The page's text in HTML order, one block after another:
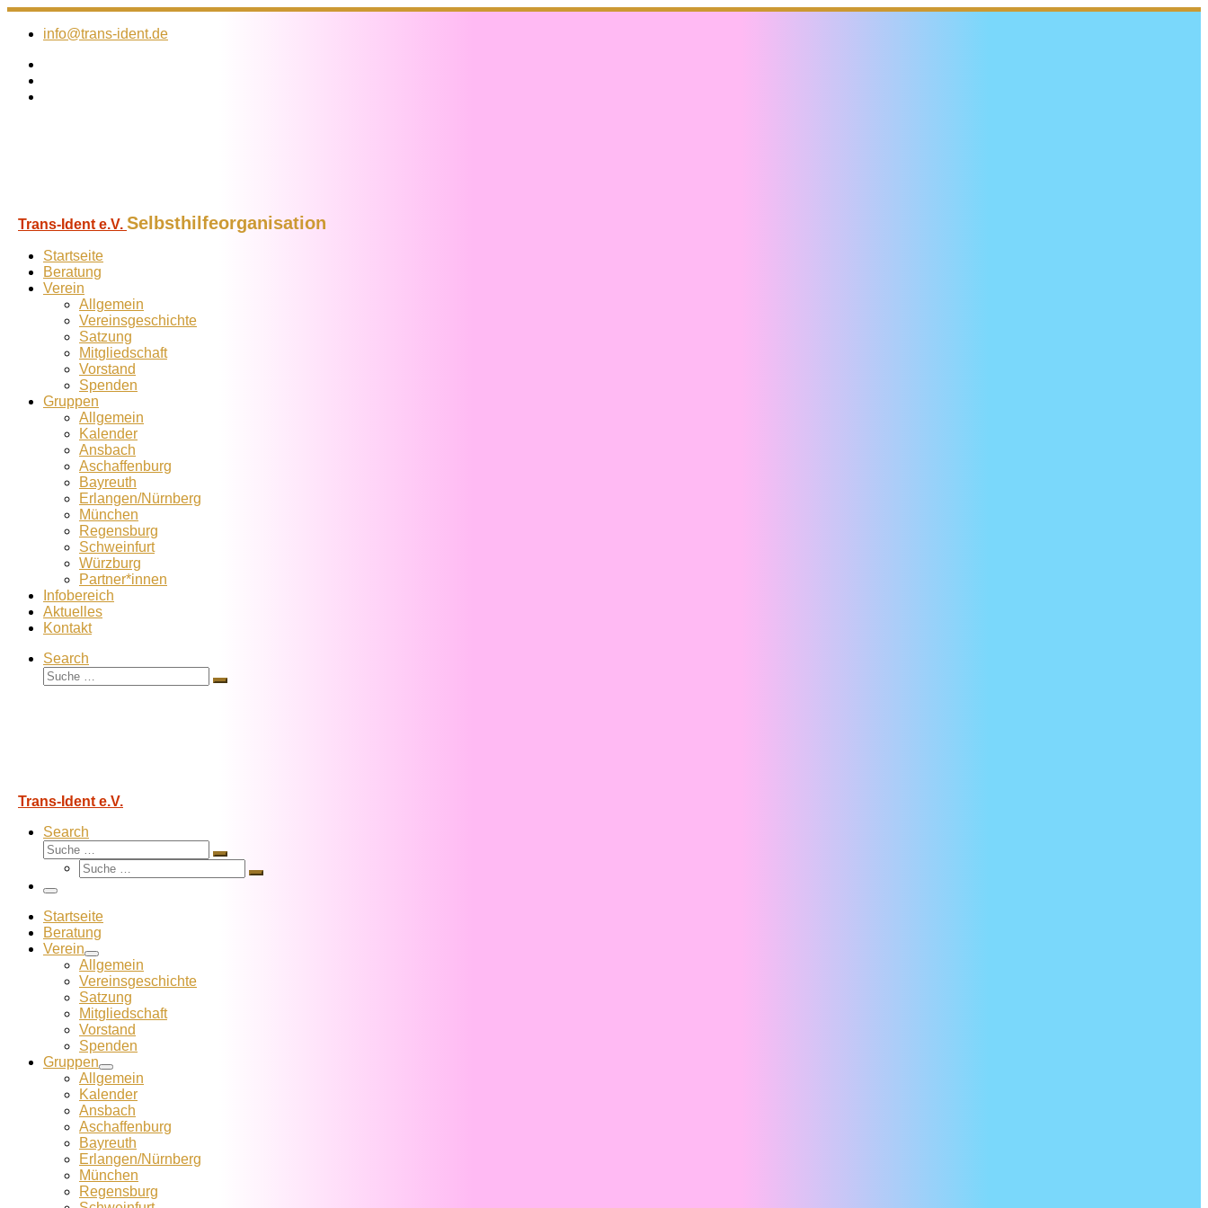
Zum
Inhalt
info@trans-ident.de
Trans-Ident e.V. Selbsthilfeorganisation
Startseite
Beratung
Verein
Allgemein
Vereins­geschichte
Satzung
Mitglied­schaft
Vorstand
Spenden
Gruppen
Allgemein
Kalender
Ansbach
Aschaffenburg
Bayreuth
Erlangen/Nürnberg
München
Regensburg
Schweinfurt
Würzburg
Partner*innen
Infobereich
Aktuelles
Kontakt
Search
Suche
Suche
Trans-Ident e.V.
Search
Suche
Suche
Suche
Suche
Menü
Startseite
Beratung
Verein
Allgemein
Vereins­geschichte
Satzung
Mitglied­schaft
Vorstand
Spenden
Gruppen
Allgemein
Kalender
Ansbach
Aschaffenburg
Bayreuth
Erlangen/Nürnberg
München
Regensburg